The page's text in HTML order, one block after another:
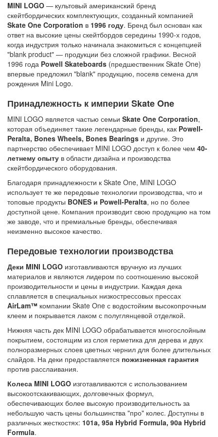
MINI LOGO — культовый американский бренд
скейтбордических комплектующих, созданный компанией
Skate One Corporation в 1996 году. Бренд был основан как
ответ на высокие цены скейтбордов середины 1990-х годов,
когда индустрия только начинала знакомиться с концепцией
"blank product" — продукции без сложной графики. Весной
1996 года Powell Skateboards (предшественник Skate One)
впервые предложил "blank" продукцию, посеяв семена для
рождения Mini Logo.
Принадлежность к империи Skate One
MINI LOGO является частью семьи Skate One Corporation,
которая объединяет такие легендарные бренды, как Powell-
Peralta, Bones Wheels, Bones Bearings и другие. Это
партнерство обеспечивает MINI LOGO доступ к более чем 40-
летнему опыту в области дизайна и производства
скейтбордического оборудования.
Благодаря принадлежности к Skate One, MINI LOGO
использует те же передовые технологии производства, что и
топовые продукты BONES и Powell-Peralta, но по более
доступной цене. Компания производит свою продукцию на том
же заводе, что и премиальные бренды, обеспечивая
неизменно высокое качество.
Передовые технологии производства
Деки MINI LOGO изготавливаются вручную из лучших
материалов и являются лидером по соотношению высокой
производительности и цены в индустрии. Каждая дека
сплавляется в специальных низкострессовых прессах
AirLam™ компании Skate One с водостойким высокопрочным
клеем и покрывается лаком с полуглянцевой отделкой.
Нижняя часть дек MINI LOGO обрабатывается многослойным
покрытием, состоящим из слоя герметика для дерева и двух
полноразмерных слоев цветных чернил для более длительных
слайдов. На деки предоставляется пожизненная гарантия
против расслаивания.
Колеса MINI LOGO изготавливаются с использованием
высокоотскакивающих, долговечных формул,
обеспечивающих более высокую производительность за
небольшую часть цены большинства "про" колес. Доступны в
различных жесткостях: 101a, 95a Hybrid Formula, 90a Hybrid
Formula.